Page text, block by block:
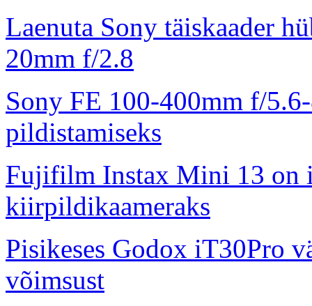
Laenuta Sony täiskaader
20mm f/2.8
Sony FE 100-400mm f/
pildistamiseks
Fujifilm Instax Mini 13 on
kiirpildikaameraks
Pisikeses Godox iT30Pro
võimsust